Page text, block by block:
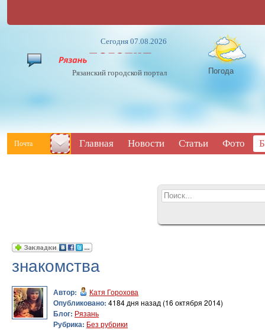
Сегодня 07.08.2026
Рязанский городской портал Погода
Почта Главная Новости Статьи Фото
знакомства
Автор: Катя Горохова
Опубликовано: 4184 дня назад (16 октября 2014)
Блог: Рязань
Рубрика: Без рубрики